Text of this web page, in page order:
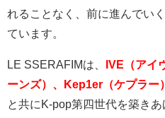
れることなく、前に進んでい
ています。
LE SSERAFIMは、 IVE（アイ
ーンズ）、Kep1er（ケプラー
と共にK-pop第四世代を築きあ